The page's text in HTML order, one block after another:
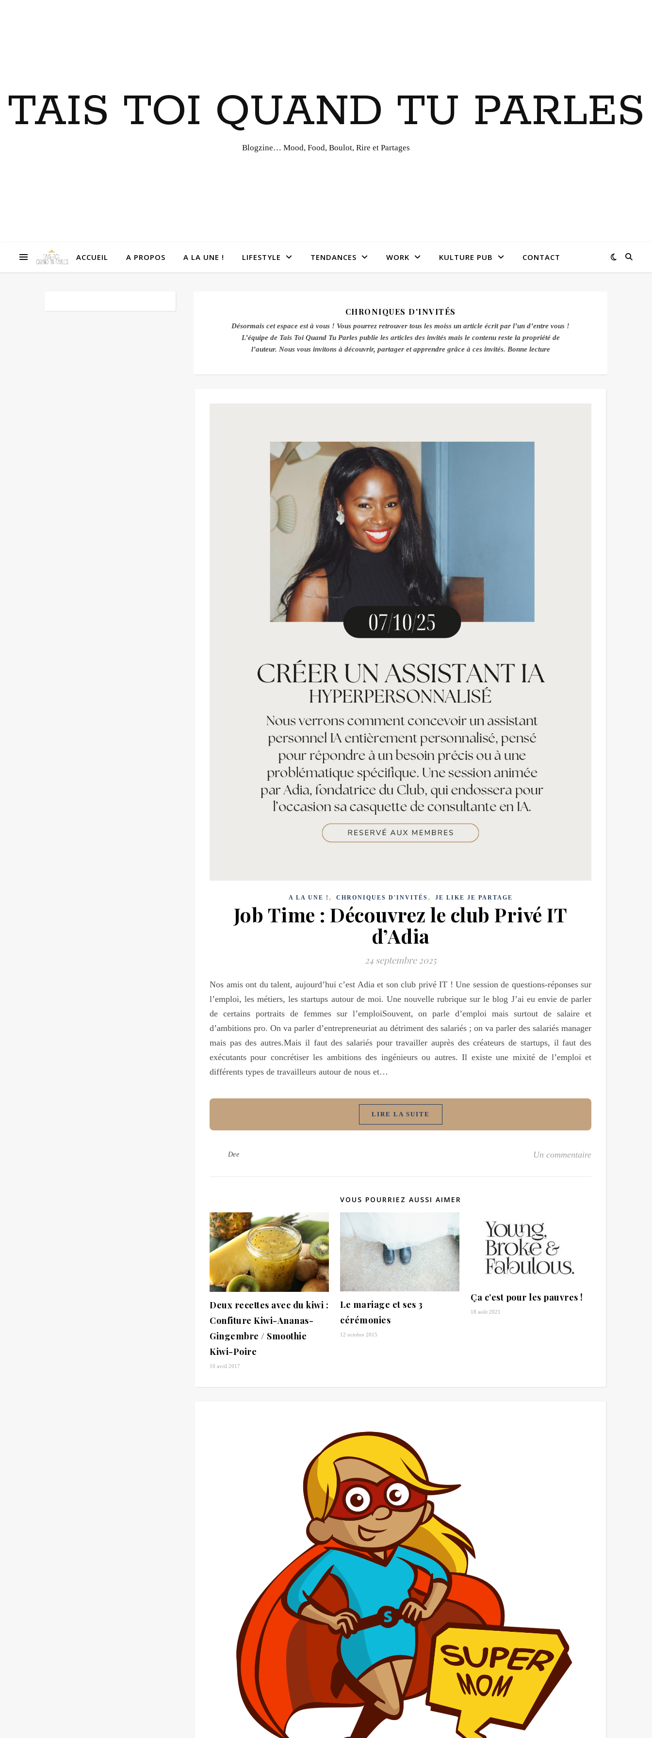
TAIS TOI QUAND TU PARLES
Blogzine… Mood, Food, Boulot, Rire et Partages
ACCUEIL A PROPOS A LA UNE ! LIFESTYLE TENDANCES WORK KULTURE PUB CONTACT
CHRONIQUES D'INVITÉS
Désormais cet espace est à vous ! Vous pourrez retrouver tous les moiss un article écrit par l’un d’entre vous !
L’équipe de Tais Toi Quand Tu Parles publie les articles des invités mais le contenu reste la propriété de
l’auteur. Nous vous invitons à découvrir, partager et apprendre grâce à ces invités. Bonne lecture
A LA UNE ! , CHRONIQUES D'INVITÉS , JE LIKE JE PARTAGE
Job Time : Découvrez le club Privé IT
d’Adia
24 septembre 2025
Nos amis ont du talent, aujourd’hui c’est Adia et son club privé IT ! Une session de questions-réponses sur
l’emploi, les métiers, les startups autour de moi. Une nouvelle rubrique sur le blog J’ai eu envie de parler
de certains portraits de femmes sur l’emploiSouvent, on parle d’emploi mais surtout de salaire et
d’ambitions pro. On va parler d’entrepreneuriat au détriment des salariés ; on va parler des salariés manager
mais pas des autres.Mais il faut des salariés pour travailler auprès des créateurs de startups, il faut des
exécutants pour concrétiser les ambitions des ingénieurs ou autres. Il existe une mixité de l’emploi et
différents types de travailleurs autour de nous et…
LIRE LA SUITE
Dee Un commentaire
VOUS POURRIEZ AUSSI AIMER
Deux recettes avec du kiwi :
Confiture Kiwi-Ananas-
Gingembre / Smoothie
Kiwi-Poire
10 avril 2017
Le mariage et ses 3
cérémonies
12 octobre 2015
Ça c’est pour les pauvres !
18 août 2021